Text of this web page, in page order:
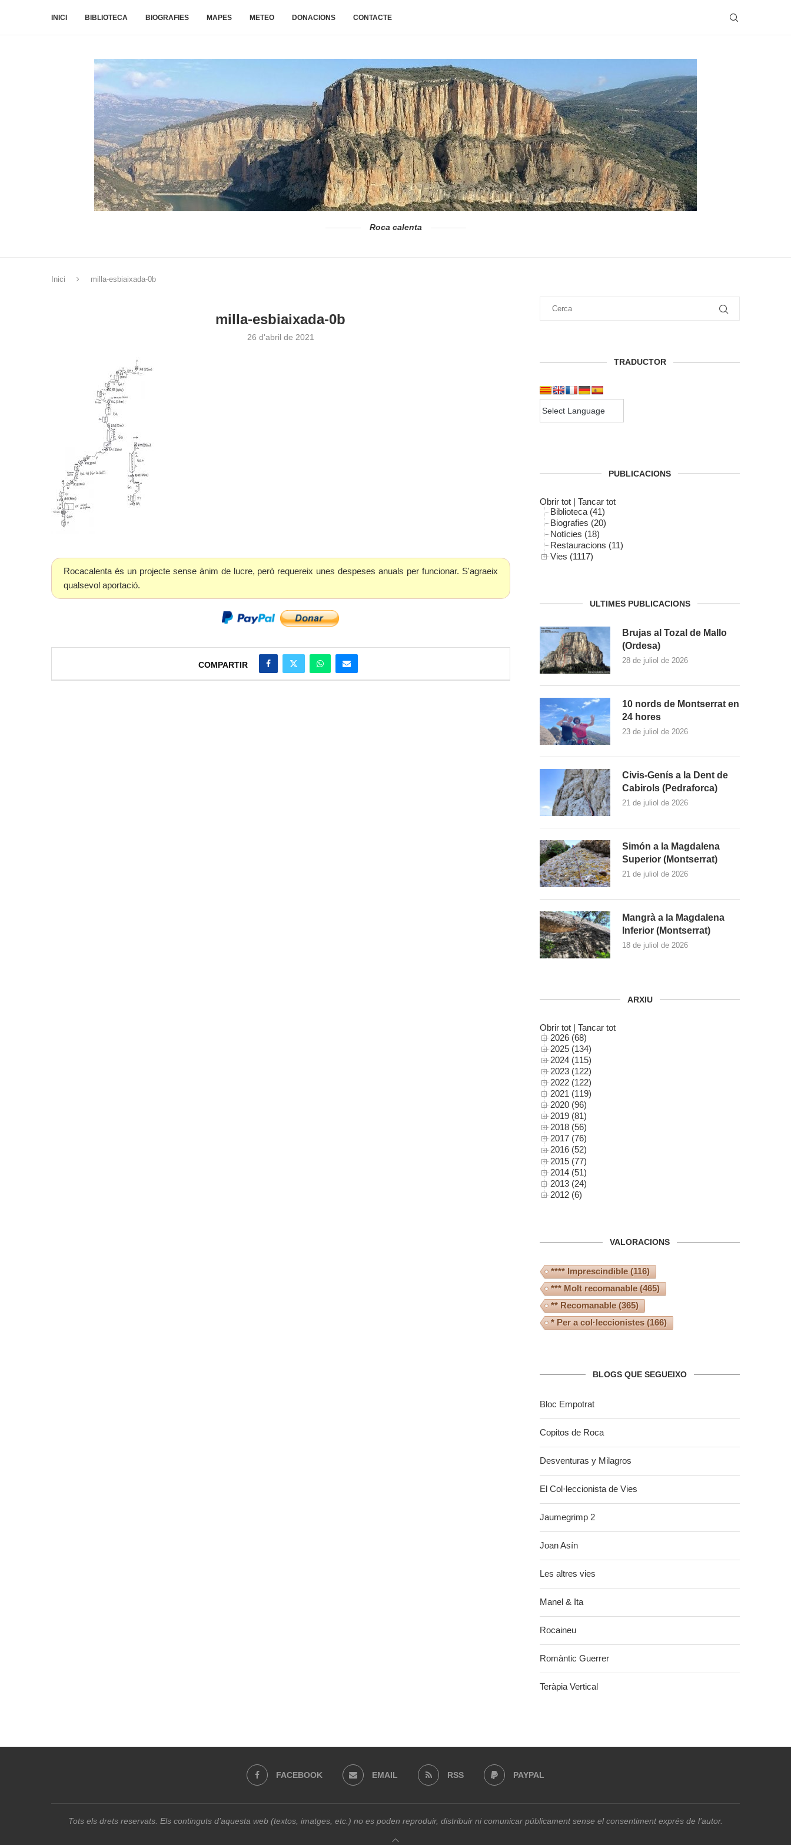
INICI BIBLIOTECA BIOGRAFIES MAPES METEO DONACIONS CONTACTE
Roca calenta
Inici milla-esbiaixada-0b
milla-esbiaixada-0b
26 d'abril de 2021
Rocacalenta és un projecte sense ànim de lucre, però requereix unes despeses anuals per funcionar. S'agraeix
qualsevol aportació.
COMPARTIR
TRADUCTOR
PUBLICACIONS
Obrir tot | Tancar tot
Biblioteca (41)
Biografies (20)
Notícies (18)
Restauracions (11)
Vies (1117)
ULTIMES PUBLICACIONS
Brujas al Tozal de Mallo
(Ordesa)
28 de juliol de 2026
10 nords de Montserrat en
24 hores
23 de juliol de 2026
Civis-Genís a la Dent de
Cabirols (Pedraforca)
21 de juliol de 2026
Simón a la Magdalena
Superior (Montserrat)
21 de juliol de 2026
Mangrà a la Magdalena
Inferior (Montserrat)
18 de juliol de 2026
ARXIU
Obrir tot | Tancar tot
2026 (68)
2025 (134)
2024 (115)
2023 (122)
2022 (122)
2021 (119)
2020 (96)
2019 (81)
2018 (56)
2017 (76)
2016 (52)
2015 (77)
2014 (51)
2013 (24)
2012 (6)
VALORACIONS
**** Imprescindible(116)
*** Molt recomanable(465)
** Recomanable(365)
* Per a col·leccionistes (166)
BLOGS QUE SEGUEIXO
Bloc Empotrat
Copitos de Roca
Desventuras y Milagros
El Col·leccionista de Vies
Jaumegrimp 2
Joan Asín
Les altres vies
Manel & Ita
Rocaineu
Romàntic Guerrer
Teràpia Vertical
FACEBOOK EMAIL RSS PAYPAL
Tots els drets reservats. Els continguts d’aquesta web (textos, imatges, etc.) no es poden reproduir, distribuir ni comunicar públicament sense el consentiment exprés de l’autor.